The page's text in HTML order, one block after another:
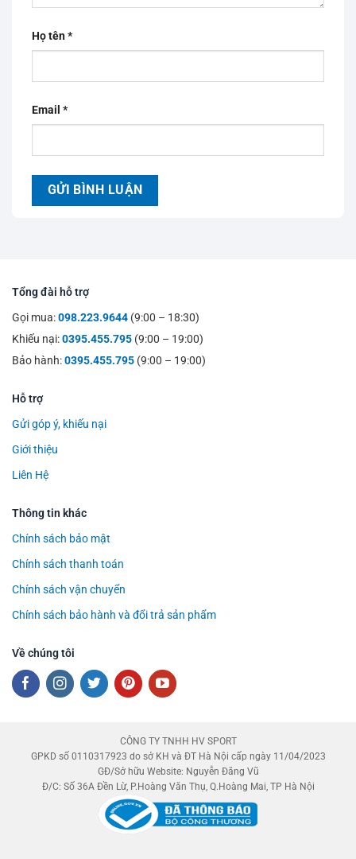
Họ tên*
Email *
Tổng đài hỗ trợ
Gọi mua:098.223.9644 (9:00 – 18:30)
Khiếu nại:0395.455.795 (9:00 – 19:00)
Bảo hành:0395.455.795 (9:00 – 19:00)
Hỗ trợ
Gửi góp ý, khiếu nại
Giới thiệu
Liên Hệ
Thông tin khác
Chính sách bảo mật
Chính sách thanh toán
Chính sách vận chuyển
Chính sách bảo hành và đổi trả sản phẩm
Về chúng tôi
CÔNG TY TNHH HV SPORT
GPKD số 0110317923 do sở KH và ĐT Hà Nội cấp ngày 11/04/2023
GĐ/Sở hữu Website: Nguyễn Đăng Vũ
Đ/C: Số 36A Đền Lừ, P.Hoàng Văn Thụ, Q.Hoàng Mai, TP Hà Nội